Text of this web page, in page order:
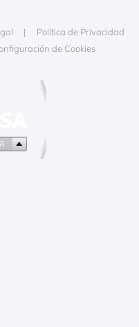
Política de Privacidad
de Cookies